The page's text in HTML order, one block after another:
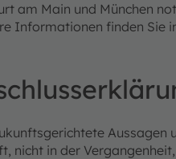
am Main und München
Informationen finden Sie
nicht in der